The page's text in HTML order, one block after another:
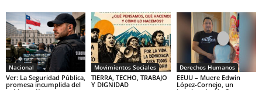
Nacional
Ver: La Seguridad Pública,
promesa incumplida del
Movimientos Sociales
TIERRA, TECHO, TRABAJO
Y DIGNIDAD
Derechos Humanos
EEUU – Muere Edwin
López-Cornejo, un